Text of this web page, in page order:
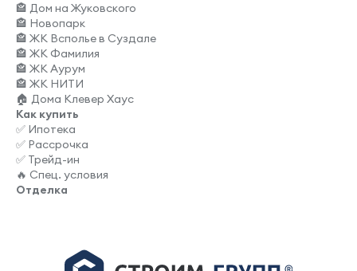
🏤 Дом на Жуковского
🏤 Новопарк
🏤 ЖК Всполье в Суздале
🏤 ЖК Фамилия
🏤 ЖК Аурум
🏤 ЖК НИТИ
🏠 Дома Клевер Хаус
Как купить
✅ Ипотека
✅ Рассрочка
✅ Трейд-ин
🔥 Спец. условия
Отделка